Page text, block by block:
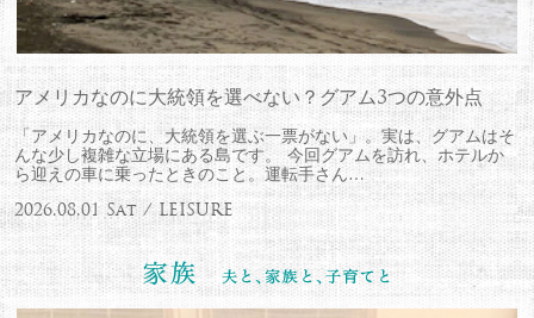
アメリカなのに大統領を選べない？グアム3つの意外点
「アメリカなのに、大統領を選ぶ一票がない」。実は、グアムはそ
んな少し複雑な立場にある島です。 今回グアムを訪れ、ホテルか
ら迎えの車に乗ったときのこと。運転手さん…
2026.08.01 Sat / LEISURE